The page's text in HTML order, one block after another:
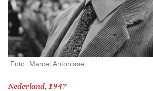
Foto: Marcel Antonisse
Nederland, 1947